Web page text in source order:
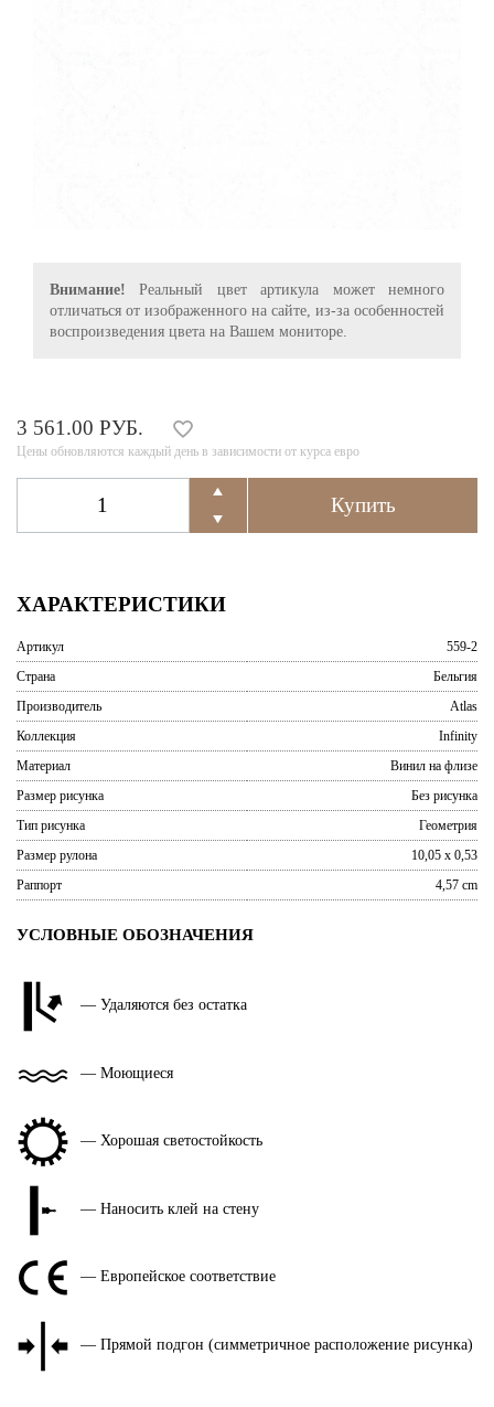
Внимание! Реальный цвет артикула может немного
отличаться от изображенного на сайте, из-за особенностей
воспроизведения цвета на Вашем мониторе.
3 561.00 РУБ.
Цены обновляются каждый день в зависимости от курса евро
ХАРАКТЕРИСТИКИ
Артикул
559-2
Страна
Бельгия
Производитель
Atlas
Коллекция
Infinity
Материал
Винил на флизе
Размер рисунка
Без рисунка
Тип рисунка
Геометрия
Размер рулона
10,05 x 0,53
Раппорт
4,57 cm
УСЛОВНЫЕ ОБОЗНАЧЕНИЯ
— Удаляются без остатка
— Моющиеся
— Хорошая светостойкость
— Наносить клей на стену
— Европейское соответствие
— Прямой подгон (симметричное расположение рисунка)